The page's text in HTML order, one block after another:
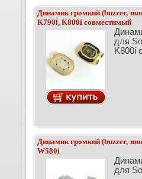
Динамик громкий (buzzer,
K790i, K800i совместимый
для
K800i
Динамик громкий (buzzer,
W580i
для